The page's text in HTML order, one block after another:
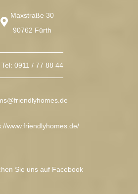
Maxstraße 30
90762 Fürth
Tel: 0911 / 77 88 44
www.friendlyhomes.de/
Sie uns auf Facebook